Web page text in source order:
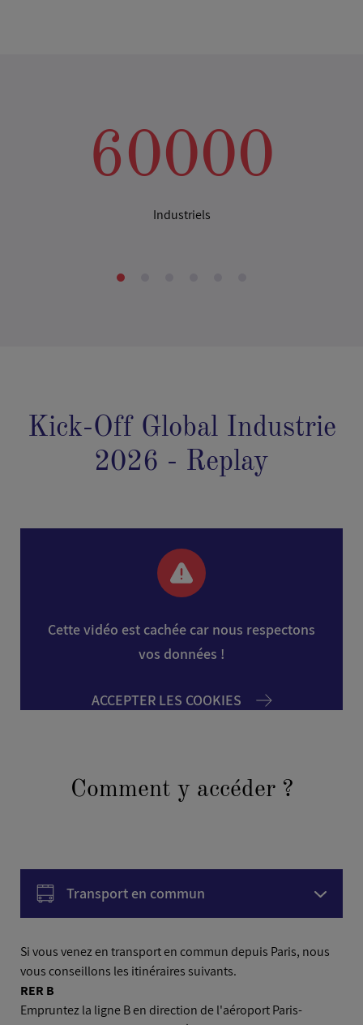
60000
Industriels
Kick-Off Global Industrie
2026 - Replay
Cette vidéo est cachée car nous respectons
vos données !
ACCEPTER LES COOKIES
Comment y accéder ?
Transport en commun
Si vous venez en transport en commun depuis Paris, nous
vous conseillons les itinéraires suivants.
RER B
Empruntez la ligne B en direction de l'aéroport Paris-